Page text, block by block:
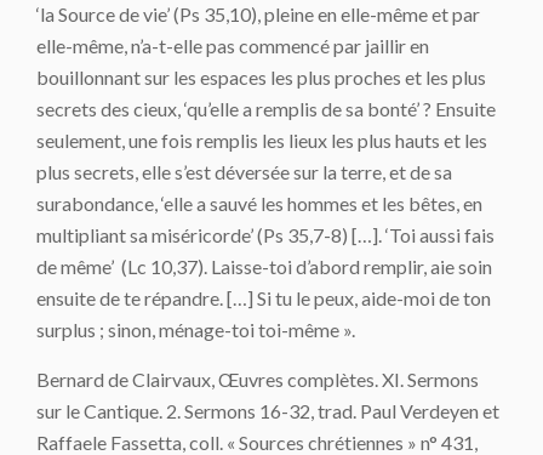
‘la Source de vie’ (Ps 35,10), pleine en elle-même et par
elle-même, n’a-t-elle pas commencé par jaillir en
bouillonnant sur les espaces les plus proches et les plus
secrets des cieux, ‘qu’elle a remplis de sa bonté’ ? Ensuite
seulement, une fois remplis les lieux les plus hauts et les
plus secrets, elle s’est déversée sur la terre, et de sa
surabondance, ‘elle a sauvé les hommes et les bêtes, en
multipliant sa miséricorde’ (Ps 35,7-8) […]. ‘Toi aussi fais
de même’ (Lc 10,37). Laisse-toi d’abord remplir, aie soin
ensuite de te répandre. […] Si tu le peux, aide-moi de ton
surplus ; sinon, ménage-toi toi-même ».
Bernard de Clairvaux, Œuvres complètes . XI. Sermons
sur le Cantique . 2. Sermons 16-32 , trad. Paul Verdeyen et
Raffaele Fassetta, coll. « Sources chrétiennes » n° 431,